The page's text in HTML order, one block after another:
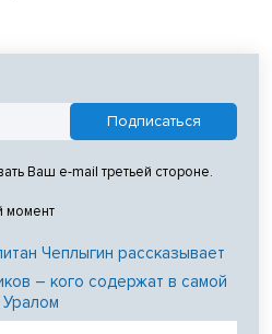
Ваш e-mail третьей стороне.
момент
Чеплыгин рассказывает
– кого содержат в самой